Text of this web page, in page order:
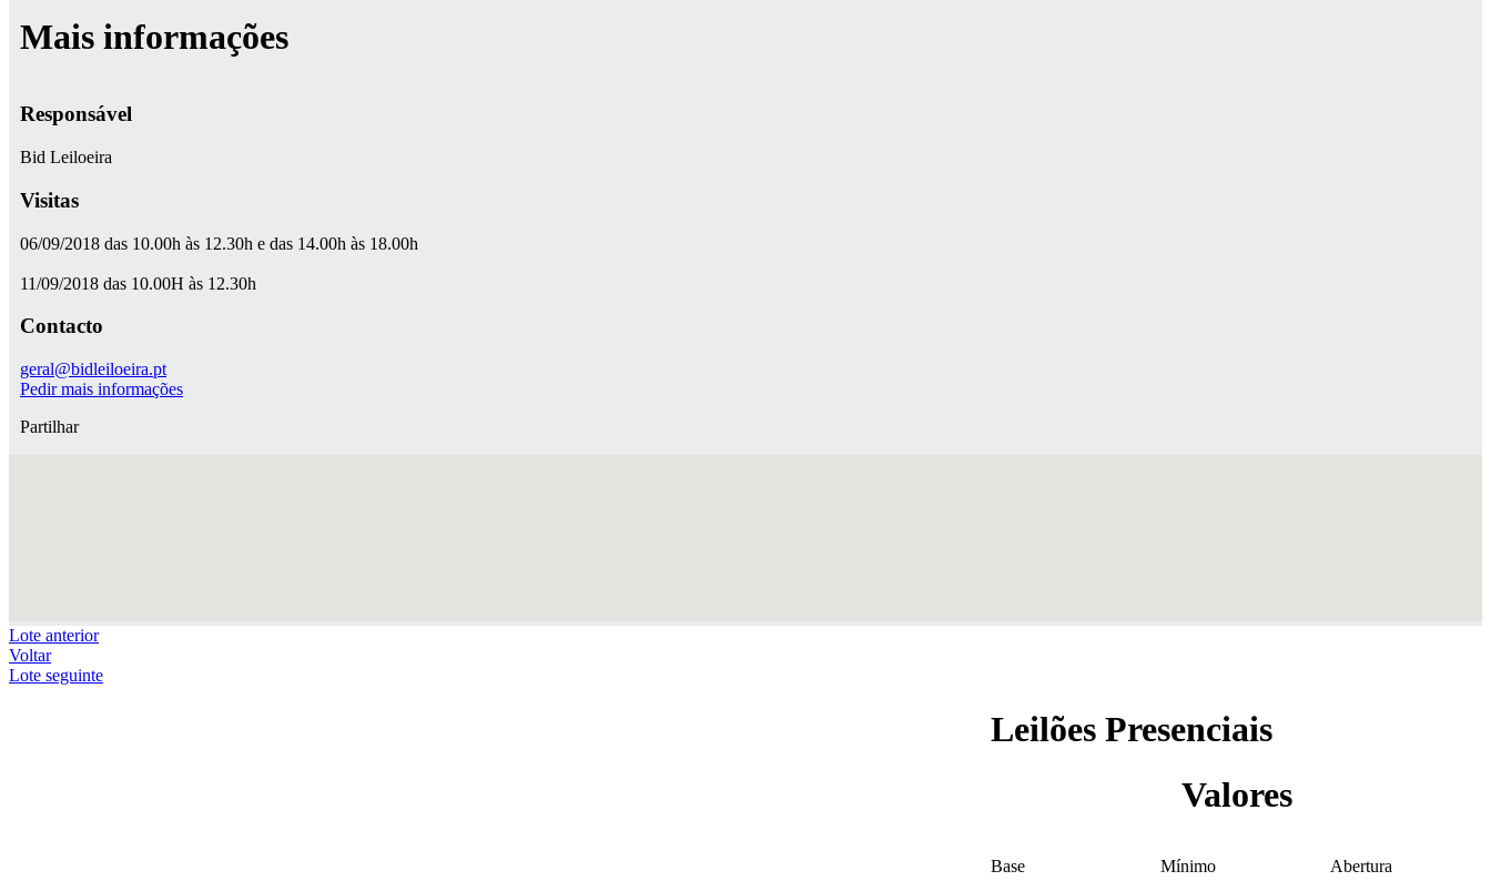
Mais informações
Responsável
Bid Leiloeira
Visitas
06/09/2018 das 10.00h às 12.30h e das 14.00h às 18.00h
11/09/2018 das 10.00H às 12.30h
Contacto
geral@bidleiloeira.pt
Pedir mais informações
Partilhar
Lote anterior
Voltar
Lote seguinte
Leilões Presenciais
Valores
Base Mínimo Abertura